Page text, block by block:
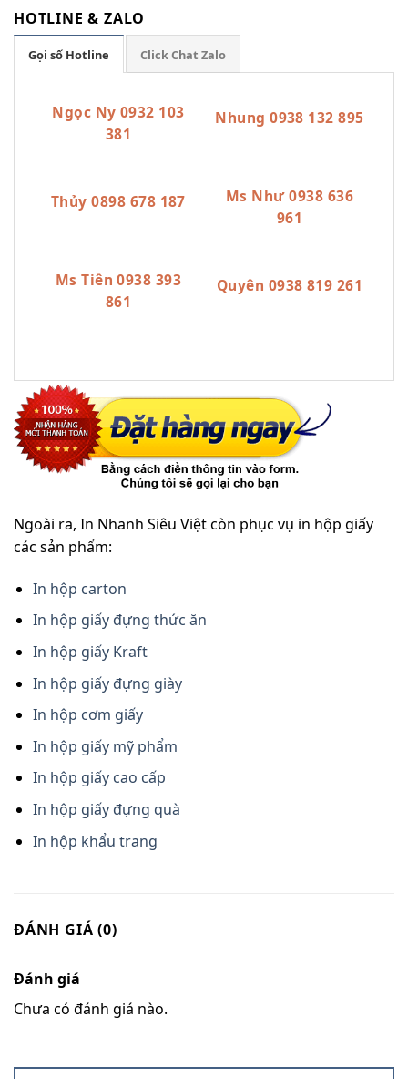
HOTLINE & ZALO
Gọi số Hotline Click Chat Zalo
Ngọc Ny 0932 103
381
Nhung 0938 132 895
Thủy 0898 678 187
Ms Như 0938 636
961
Ms Tiên 0938 393
861
Quyên 0938 819 261
Ngoài ra, In Nhanh Siêu Việt còn phục vụ in hộp giấy
các sản phẩm:
In hộp carton
In hộp giấy đựng thức ăn
In hộp giấy Kraft
In hộp giấy đựng giày
In hộp cơm giấy
In hộp giấy mỹ phẩm
In hộp giấy cao cấp
In hộp giấy đựng quà
In hộp khẩu trang
ĐÁNH GIÁ (0)
Đánh giá
Chưa có đánh giá nào.